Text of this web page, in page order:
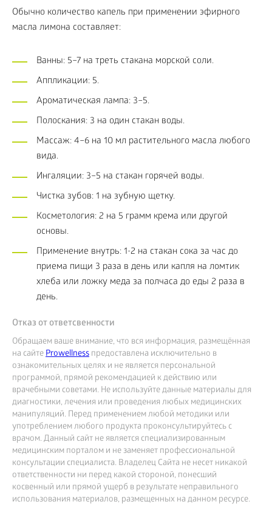
Обычно количество капель при применении эфирного
масла лимона составляет:
Ванны: 5–7 на треть стакана морской соли.
Аппликации: 5.
Ароматическая лампа: 3–5.
Полоскания: 3 на один стакан воды.
Массаж: 4–6 на 10 мл растительного масла любого
вида.
Ингаляции: 3–5 на стакан горячей воды.
Чистка зубов: 1 на зубную щетку.
Косметология: 2 на 5 грамм крема или другой
основы.
Применение внутрь: 1-2 на стакан сока за час до
приема пищи 3 раза в день или капля на ломтик
хлеба или ложку меда за полчаса до еды 2 раза в
день.
Отказ от ответсвенности
Обращаем ваше внимание, что вся информация, размещённая
на сайтеProwellness предоставлена исключительно в
ознакомительных целях и не является персональной
программой, прямой рекомендацией к действию или
врачебными советами. Не используйте данные материалы для
диагностики, лечения или проведения любых медицинских
манипуляций. Перед применением любой методики или
употреблением любого продукта проконсультируйтесь с
врачом. Данный сайт не является специализированным
медицинским порталом и не заменяет профессиональной
консультации специалиста. Владелец Сайта не несет никакой
ответственности ни перед какой стороной, понесший
косвенный или прямой ущерб в результате неправильного
использования материалов, размещенных на данном ресурсе.